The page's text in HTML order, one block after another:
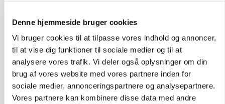
Denne hjemmeside bruger cookies
Vi bruger cookies til at tilpasse vores indhold og annoncer,
til at vise dig funktioner til sociale medier og til at
analysere vores trafik. Vi deler også oplysninger om din
brug af vores website med vores partnere inden for
sociale medier, annonceringspartnere og analysepartnere.
Vores partnere kan kombinere disse data med andre
Russisk mælkepris dykker 23 procent
Annonce
BUSINESS
Fra mark til mur: Byggeriet kan åbne nyt